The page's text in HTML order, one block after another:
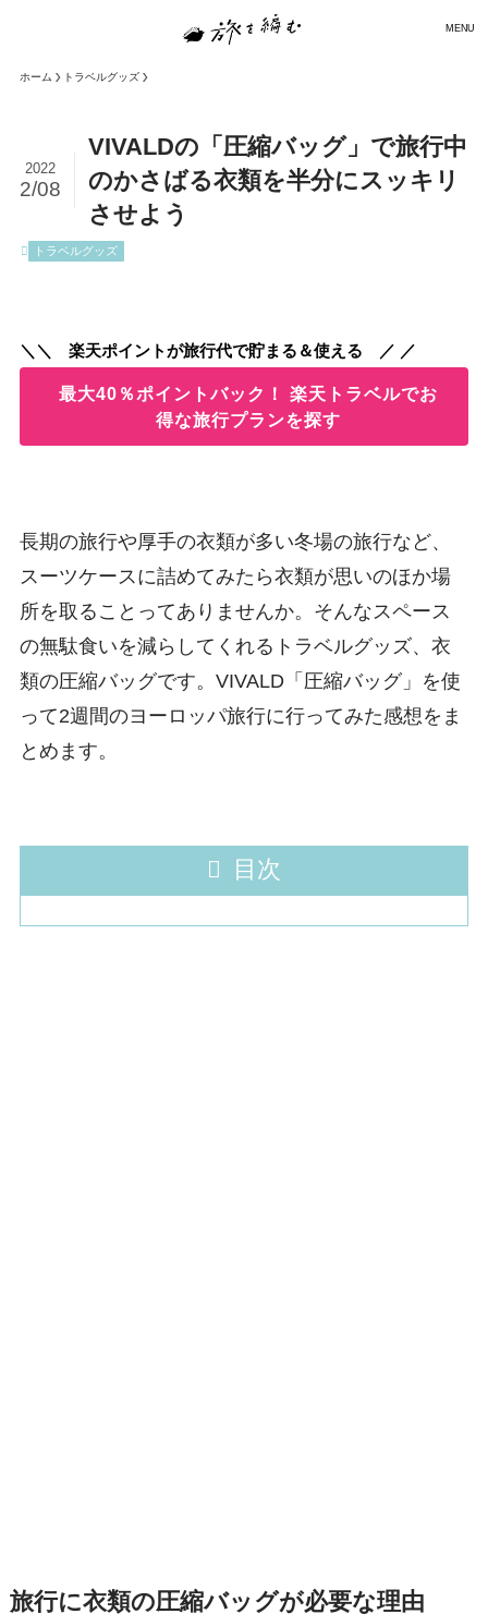
MENU
ホーム トラベルグッズ
VIVALDの「圧縮バッグ」で旅行中
のかさばる衣類を半分にスッキリ
させよう
2022
2/08
トラベルグッズ
＼＼ 楽天ポイントが旅行代で貯まる＆使える ／ ／
最大40％ポイントバック！ 楽天トラベルでお
得な旅行プランを探す
長期の旅行や厚手の衣類が多い冬場の旅行など、
スーツケースに詰めてみたら衣類が思いのほか場
所を取ることってありませんか。そんなスペース
の無駄食いを減らしてくれるトラベルグッズ、衣
類の圧縮バッグです。VIVALD「圧縮バッグ」を使
って2週間のヨーロッパ旅行に行ってみた感想をま
とめます。
目次
旅行に衣類の圧縮バッグが必要な理由